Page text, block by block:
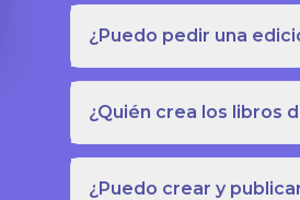
¿Puedo pedir una
¿Quién crea los libros
¿Puedo crear y